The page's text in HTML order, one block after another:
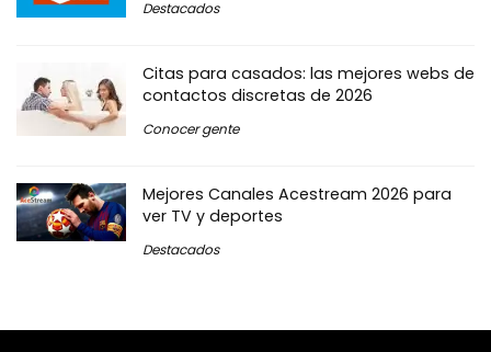
Destacados
Citas para casados: las mejores webs de
contactos discretas de 2026
Conocer gente
Mejores Canales Acestream 2026 para
ver TV y deportes
Destacados